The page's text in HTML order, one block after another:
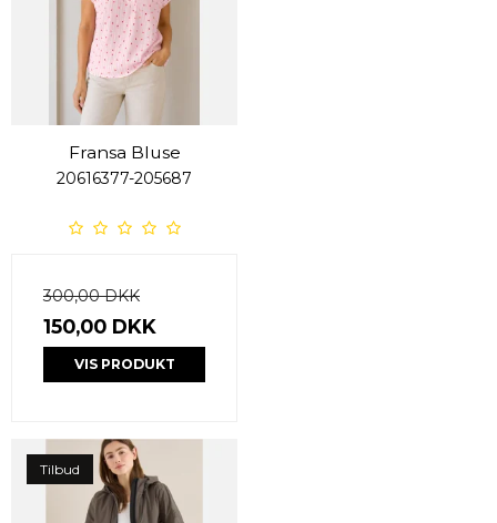
Fransa Bluse
20616377-205687
300,00 DKK
150,00 DKK
VIS PRODUKT
Tilbud